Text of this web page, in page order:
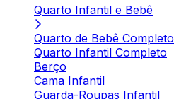
Quarto Infantil e Bebê
Quarto de Bebê Completo
Quarto Infantil Completo
Berço
Cama Infantil
Guarda-Roupas Infantil